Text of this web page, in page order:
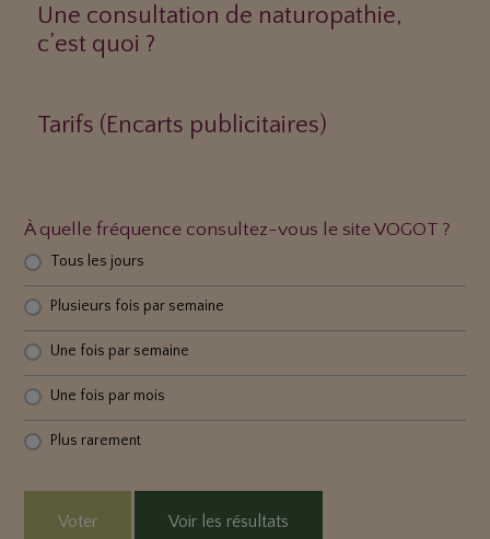
Une consultation de naturopathie,
c’est quoi ?
Tarifs (Encarts publicitaires)
À quelle fréquence consultez-vous le site VOGOT ?
Tous les jours
Plusieurs fois par semaine
Une fois par semaine
Une fois par mois
Plus rarement
Voter Voir les résultats